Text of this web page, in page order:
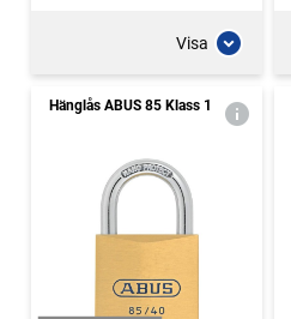
Visa
Hänglås ABUS 85 Klass 1